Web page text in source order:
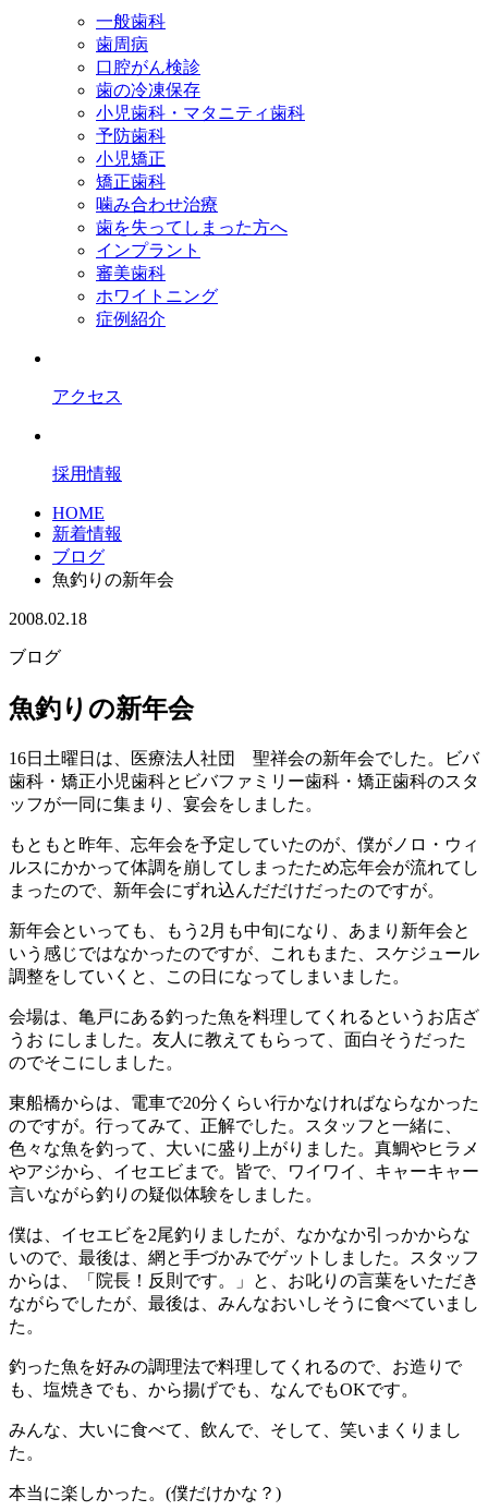
一般歯科
歯周病
口腔がん検診
歯の冷凍保存
小児歯科・マタニティ歯科
予防歯科
小児矯正
矯正歯科
噛み合わせ治療
歯を失ってしまった方へ
インプラント
審美歯科
ホワイトニング
症例紹介
アクセス
採用情報
HOME
新着情報
ブログ
魚釣りの新年会
2008.02.18
ブログ
魚釣りの新年会
16日土曜日は、医療法人社団 聖祥会の新年会でした。ビバ
歯科・矯正小児歯科とビバファミリー歯科・矯正歯科のスタ
ッフが一同に集まり、宴会をしました。
もともと昨年、忘年会を予定していたのが、僕がノロ・ウィ
ルスにかかって体調を崩してしまったため忘年会が流れてし
まったので、新年会にずれ込んだだけだったのですが。
新年会といっても、もう2月も中旬になり、あまり新年会と
いう感じではなかったのですが、これもまた、スケジュール
調整をしていくと、この日になってしまいました。
会場は、亀戸にある釣った魚を料理してくれるというお店ざ
うお にしました。友人に教えてもらって、面白そうだった
のでそこにしました。
東船橋からは、電車で20分くらい行かなければならなかった
のですが。行ってみて、正解でした。スタッフと一緒に、
色々な魚を釣って、大いに盛り上がりました。真鯛やヒラメ
やアジから、イセエビまで。皆で、ワイワイ、キャーキャー
言いながら釣りの疑似体験をしました。
僕は、イセエビを2尾釣りましたが、なかなか引っかからな
いので、最後は、網と手づかみでゲットしました。スタッフ
からは、「院長！反則です。」と、お叱りの言葉をいただき
ながらでしたが、最後は、みんなおいしそうに食べていまし
た。
釣った魚を好みの調理法で料理してくれるので、お造りで
も、塩焼きでも、から揚げでも、なんでもOKです。
みんな、大いに食べて、飲んで、そして、笑いまくりまし
た。
本当に楽しかった。(僕だけかな？)